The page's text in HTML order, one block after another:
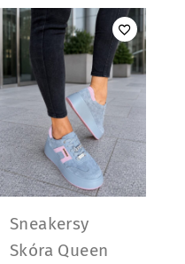
Sneakersy
Skóra Queen